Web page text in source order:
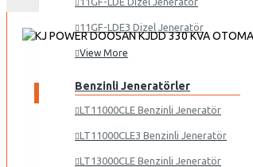
11GF-LDE3 Dizel Jeneratör
View More
Benzinli Jeneratörler
LT11000CLE Benzinli Jeneratör
LT11000CLE3 Benzinli Jeneratör
LT13000CLE Benzinli Jeneratör
ÖN SIPARIŞ